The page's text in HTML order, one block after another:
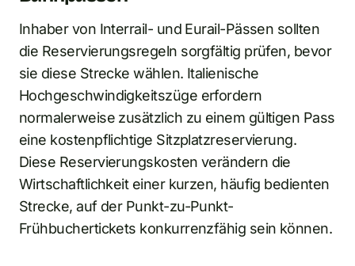
Inhaber von Interrail- und Eurail-Pässen sollten
die Reservierungsregeln sorgfältig prüfen, bevor
sie diese Strecke wählen. Italienische
Hochgeschwindigkeitszüge erfordern
normalerweise zusätzlich zu einem gültigen Pass
eine kostenpflichtige Sitzplatzreservierung.
Diese Reservierungskosten verändern die
Wirtschaftlichkeit einer kurzen, häufig bedienten
Strecke, auf der Punkt-zu-Punkt-
Frühbuchertickets konkurrenzfähig sein können.